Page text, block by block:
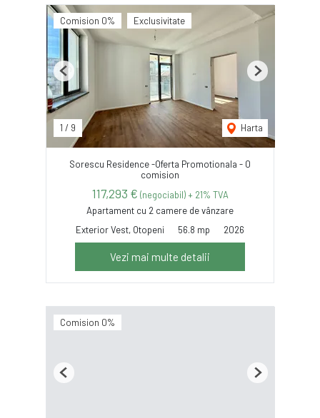
Comision 0% Exclusivitate
1 / 9 Harta
Previous Next
Sorescu Residence -Oferta Promotionala - 0
comision
117,293 € (negociabil) + 21% TVA
Apartament cu 2 camere de vânzare
Exterior Vest, Otopeni
56.8 mp 2026
Vezi mai multe detalii
Comision 0%
Previous Next